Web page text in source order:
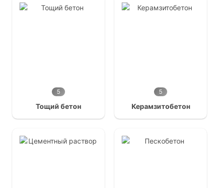
5
Тощий бетон
5
Керамзитобетон